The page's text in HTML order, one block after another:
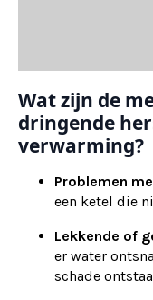
Wat zijn de
dringende
verwarming?
Problemen
een ketel die
Lekkende of
er water
schade